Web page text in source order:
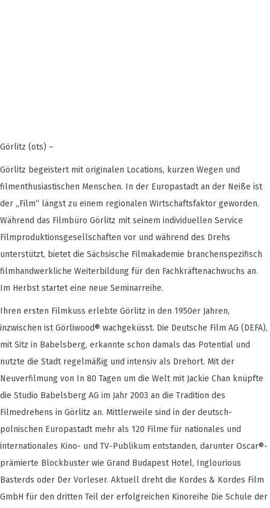
Görlitz (ots) –
Görlitz begeistert mit originalen Locations, kurzen Wegen und
filmenthusiastischen Menschen. In der Europastadt an der Neiße ist
der „Film“ längst zu einem regionalen Wirtschaftsfaktor geworden.
Während das Filmbüro Görlitz mit seinem individuellen Service
Filmproduktionsgesellschaften vor und während des Drehs
unterstützt, bietet die Sächsische Filmakademie branchenspezifisch
filmhandwerkliche Weiterbildung für den Fachkräftenachwuchs an.
Im Herbst startet eine neue Seminarreihe.
Ihren ersten Filmkuss erlebte Görlitz in den 1950er Jahren,
inzwischen ist Görliwood® wachgeküsst. Die Deutsche Film AG (DEFA),
mit Sitz in Babelsberg, erkannte schon damals das Potential und
nutzte die Stadt regelmäßig und intensiv als Drehort. Mit der
Neuverfilmung von In 80 Tagen um die Welt mit Jackie Chan knüpfte
die Studio Babelsberg AG im Jahr 2003 an die Tradition des
Filmedrehens in Görlitz an. Mittlerweile sind in der deutsch-
polnischen Europastadt mehr als 120 Filme für nationales und
internationales Kino- und TV-Publikum entstanden, darunter Oscar®-
prämierte Blockbuster wie Grand Budapest Hotel, Inglourious
Basterds oder Der Vorleser. Aktuell dreht die Kordes & Kordes Film
GmbH für den dritten Teil der erfolgreichen Kinoreihe Die Schule der